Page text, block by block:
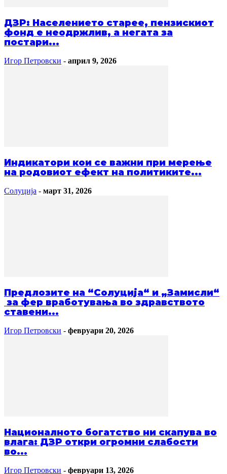
ДЗР: Населението старее, пензискиот
фонд е неодржлив, а негата за
постари...
Игор Петровски - април 9, 2026
Индикатори кои се важни при мерење
на родовиот ефект на политиките...
Солуција - март 31, 2026
Предлозите на “Солуција“ и „Замисли“
за фер вработувања во здравството
ставени...
Игор Петровски - февруари 20, 2026
Националното богатство ни скапува во
влага: ДЗР откри огромни слабости
во...
Игор Петровски - февруари 13, 2026